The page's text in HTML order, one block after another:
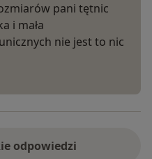
pani tętnic
i mała
nie jest to nic
odpowiedzi